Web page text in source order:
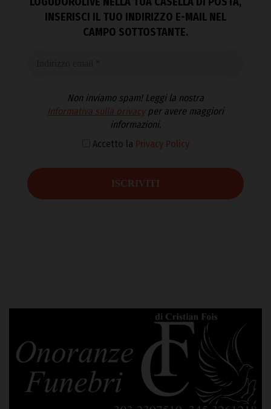
INSERISCI IL TUO INDIRIZZO E-MAIL NEL
CAMPO SOTTOSTANTE.
Non inviamo spam! Leggi la nostra
Informativa sulla privacyper avere maggiori
informazioni.
Accetto la Privacy Policy